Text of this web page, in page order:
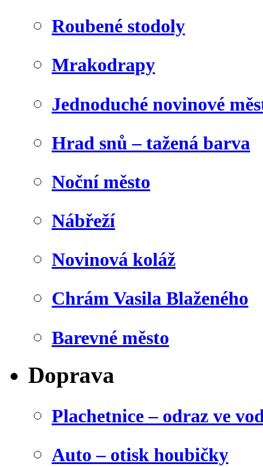
Roubené stodoly
Mrakodrapy
Jednoduché novinové
Hrad snů – tažená barva
Noční město
Nábřeží
Novinová koláž
Chrám Vasila Blaženého
Barevné město
Doprava
Plachetnice – odraz ve
Auto – otisk houbičky